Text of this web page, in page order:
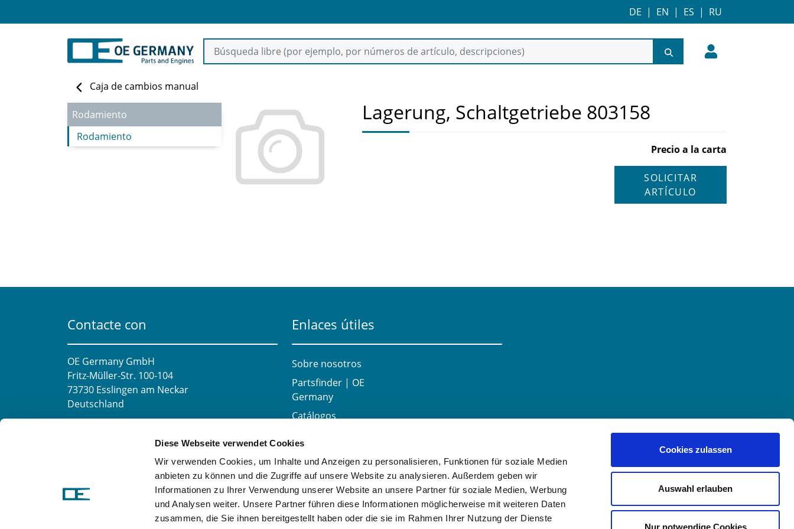
Diese Webseite verwendet Cookies
Wir verwenden Cookies, um Inhalte und Anzeigen zu personalisieren, Funktionen für soziale Medien
anbieten zu können und die Zugriffe auf unsere Website zu analysieren. Außerdem geben wir
Informationen zu Ihrer Verwendung unserer Website an unsere Partner für soziale Medien, Werbung
und Analysen weiter. Unsere Partner führen diese Informationen möglicherweise mit weiteren Daten
zusammen, die Sie ihnen bereitgestellt haben oder die sie im Rahmen Ihrer Nutzung der Dienste
Cookies zulassen
Auswahl erlauben
Nur notwendige Cookies
DE | EN | ES | RU
Caja de cambios manual
Rodamiento
Rodamiento
Lagerung, Schaltgetriebe 803158
Precio a la carta
SOLICITAR
ARTÍCULO
Contacte con
OE Germany GmbH
Fritz-Müller-Str. 100-104​
73730 Esslingen am Neckar​
Deutschland
Mo-Fr 8:00-16:00 Uhr
+49 711 6276980
Fax:+49 711 62769851
Enlaces útiles
Sobre nosotros
Partsfinder | OE
Germany
Catálogos